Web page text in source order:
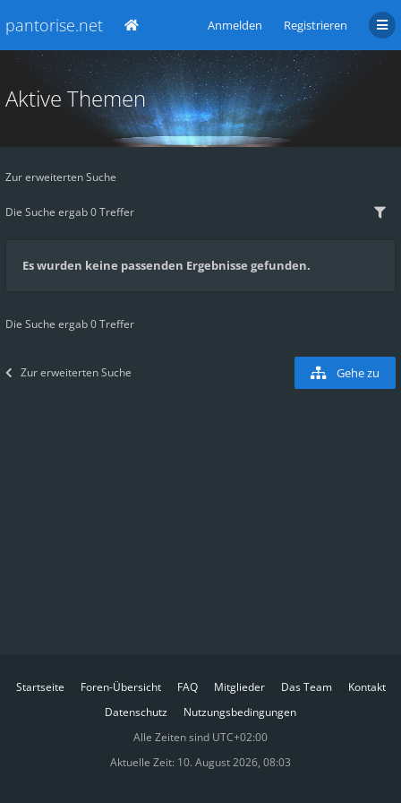
pantorise.net Anmelden Registrieren
Aktive Themen
Zur erweiterten Suche
Die Suche ergab 0 Treffer
Es wurden keine passenden Ergebnisse gefunden.
Die Suche ergab 0 Treffer
Zur erweiterten Suche Gehe zu
Startseite Foren-Übersicht FAQ Mitglieder Das Team
Kontakt
Datenschutz
Nutzungsbedingungen
Alle Zeiten sind UTC+02:00
Aktuelle Zeit: 10. August 2026, 08:03